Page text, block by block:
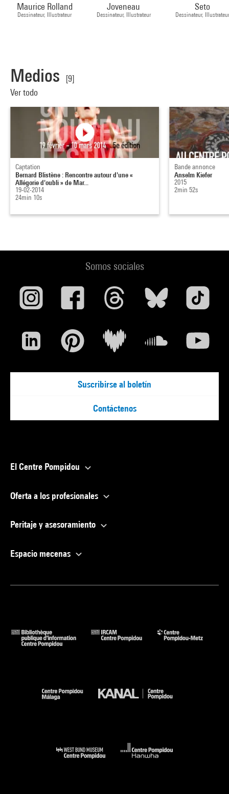
Maurice Rolland
Dessinateur, Illustrateur
Joveneau
Dessinateur, Illustrateur
Seto
Dessinateur, Illustrateur
Medios
[9]
Ver todo
Captation
Bernard Blistène : Rencontre autour d'une «
Allégorie d'oubli » de Mar...
19-02-2014
24min 10s
Bande annonce
Anselm Kiefer
2015
2min 52s
Somos sociales
Suscribirse al boletín
Contáctenos
El Centre Pompidou
Oferta a los profesionales
Peritaje y asesoramiento
Espacio mecenas